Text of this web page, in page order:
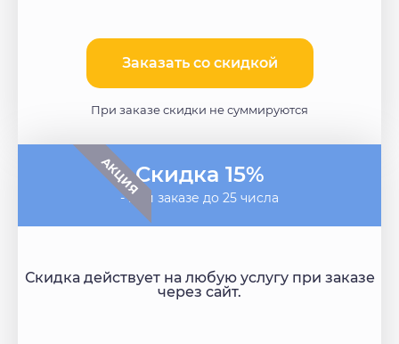
Заказать со скидкой​
При заказе скидки не суммируются
АКЦИЯСкидка 15%
- при заказе до 25 числа
Скидка действует на любую услугу при заказе
через сайт.